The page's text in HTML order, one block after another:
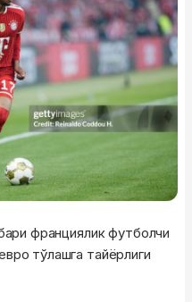
франциялик футболчи
тўлашга тайёрлиги